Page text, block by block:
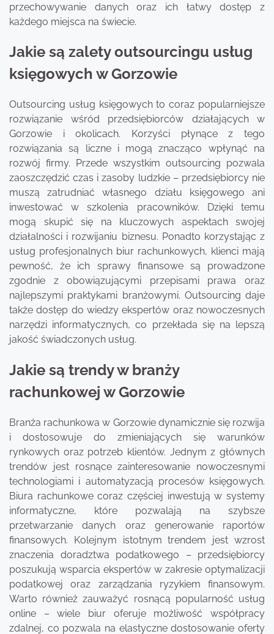
przechowywanie danych oraz ich łatwy dostęp z
każdego miejsca na świecie.
Jakie są zalety outsourcingu usług
księgowych w Gorzowie
Outsourcing usług księgowych to coraz popularniejsze
rozwiązanie wśród przedsiębiorców działających w
Gorzowie i okolicach. Korzyści płynące z tego
rozwiązania są liczne i mogą znacząco wpłynąć na
rozwój firmy. Przede wszystkim outsourcing pozwala
zaoszczędzić czas i zasoby ludzkie – przedsiębiorcy nie
muszą zatrudniać własnego działu księgowego ani
inwestować w szkolenia pracowników. Dzięki temu
mogą skupić się na kluczowych aspektach swojej
działalności i rozwijaniu biznesu. Ponadto korzystając z
usług profesjonalnych biur rachunkowych, klienci mają
pewność, że ich sprawy finansowe są prowadzone
zgodnie z obowiązującymi przepisami prawa oraz
najlepszymi praktykami branżowymi. Outsourcing daje
także dostęp do wiedzy ekspertów oraz nowoczesnych
narzędzi informatycznych, co przekłada się na lepszą
jakość świadczonych usług.
Jakie są trendy w branży
rachunkowej w Gorzowie
Branża rachunkowa w Gorzowie dynamicznie się rozwija
i dostosowuje do zmieniających się warunków
rynkowych oraz potrzeb klientów. Jednym z głównych
trendów jest rosnące zainteresowanie nowoczesnymi
technologiami i automatyzacją procesów księgowych.
Biura rachunkowe coraz częściej inwestują w systemy
informatyczne, które pozwalają na szybsze
przetwarzanie danych oraz generowanie raportów
finansowych. Kolejnym istotnym trendem jest wzrost
znaczenia doradztwa podatkowego – przedsiębiorcy
poszukują wsparcia ekspertów w zakresie optymalizacji
podatkowej oraz zarządzania ryzykiem finansowym.
Warto również zauważyć rosnącą popularność usług
online – wiele biur oferuje możliwość współpracy
zdalnej, co pozwala na elastyczne dostosowanie oferty